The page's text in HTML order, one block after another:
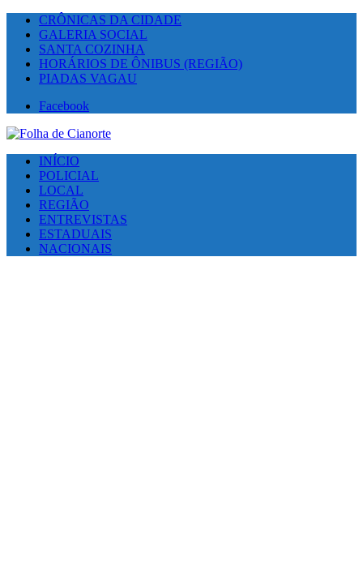
CRÔNICAS DA CIDADE
GALERIA SOCIAL
SANTA COZINHA
HORÁRIOS DE ÔNIBUS (REGIÃO)
PIADAS VAGAU
Facebook
INÍCIO
POLICIAL
LOCAL
REGIÃO
ENTREVISTAS
ESTADUAIS
NACIONAIS